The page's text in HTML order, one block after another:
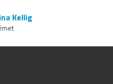
Kellig